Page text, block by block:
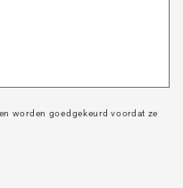
worden goedgekeurd voordat ze